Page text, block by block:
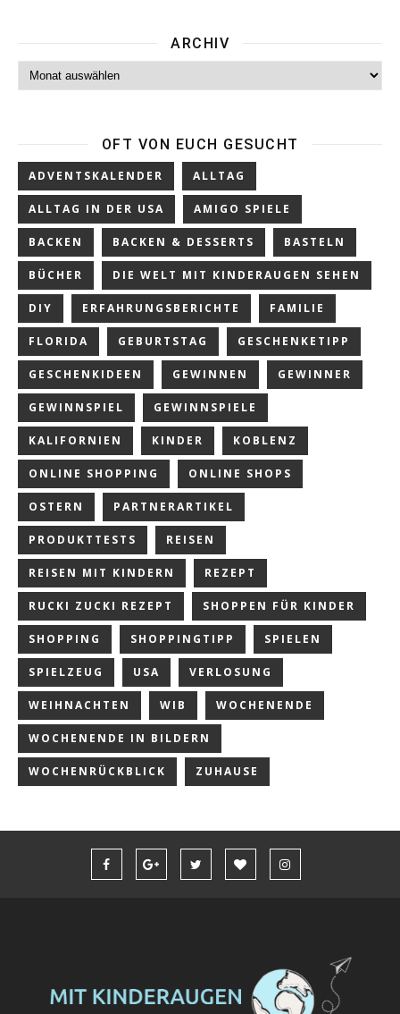
ARCHIV
Archiv
OFT VON EUCH GESUCHT
ADVENTSKALENDER ALLTAG
ALLTAG IN DER USA AMIGO SPIELE
BACKEN BACKEN & DESSERTS BASTELN
BÜCHER DIE WELT MIT KINDERAUGEN SEHEN
DIY ERFAHRUNGSBERICHTE FAMILIE
FLORIDA GEBURTSTAG GESCHENKETIPP
GESCHENKIDEEN GEWINNEN GEWINNER
GEWINNSPIEL GEWINNSPIELE
KALIFORNIEN KINDER KOBLENZ
ONLINE SHOPPING ONLINE SHOPS
OSTERN PARTNERARTIKEL
PRODUKTTESTS REISEN
REISEN MIT KINDERN REZEPT
RUCKI ZUCKI REZEPT SHOPPEN FÜR KINDER
SHOPPING SHOPPINGTIPP SPIELEN
SPIELZEUG USA VERLOSUNG
WEIHNACHTEN WIB WOCHENENDE
WOCHENENDE IN BILDERN
WOCHENRÜCKBLICK ZUHAUSE